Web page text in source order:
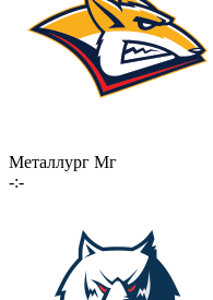
Металлург Мг
-:-